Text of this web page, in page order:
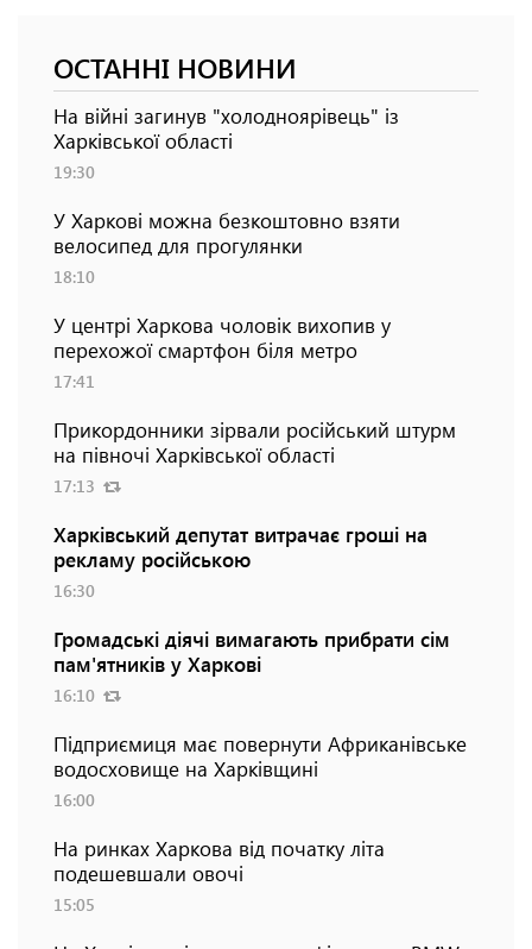
ОСТАННІ НОВИНИ
На війні загинув "холодноярівець" із
Харківської області
19:30
У Харкові можна безкоштовно взяти
велосипед для прогулянки
18:10
У центрі Харкова чоловік вихопив у
перехожої смартфон біля метро
17:41
Прикордонники зірвали російський штурм
на півночі Харківської області
17:13
Харківський депутат витрачає гроші на
рекламу російською
16:30
Громадські діячі вимагають прибрати сім
пам'ятників у Харкові
16:10
Підприємиця має повернути Африканівське
водосховище на Харківщині
16:00
На ринках Харкова від початку літа
подешевшали овочі
15:05